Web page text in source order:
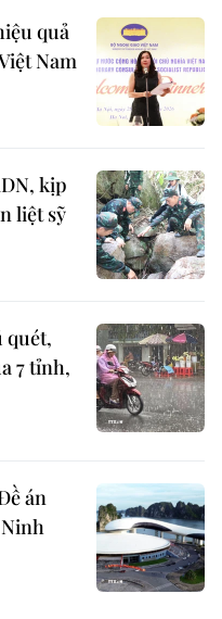
quả
Nam
kịp
liệt sỹ
quét,
7 tỉnh,
án